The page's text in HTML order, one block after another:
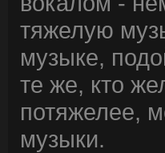
тяжелую
музыке,
те же, кто
потяжелее,
музыки.